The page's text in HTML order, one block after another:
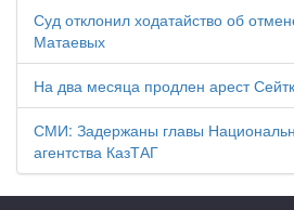
Суд отклонил ходатайство об
Матаевых
На два месяца продлен арест
СМИ: Задержаны главы
агентства КазТАГ